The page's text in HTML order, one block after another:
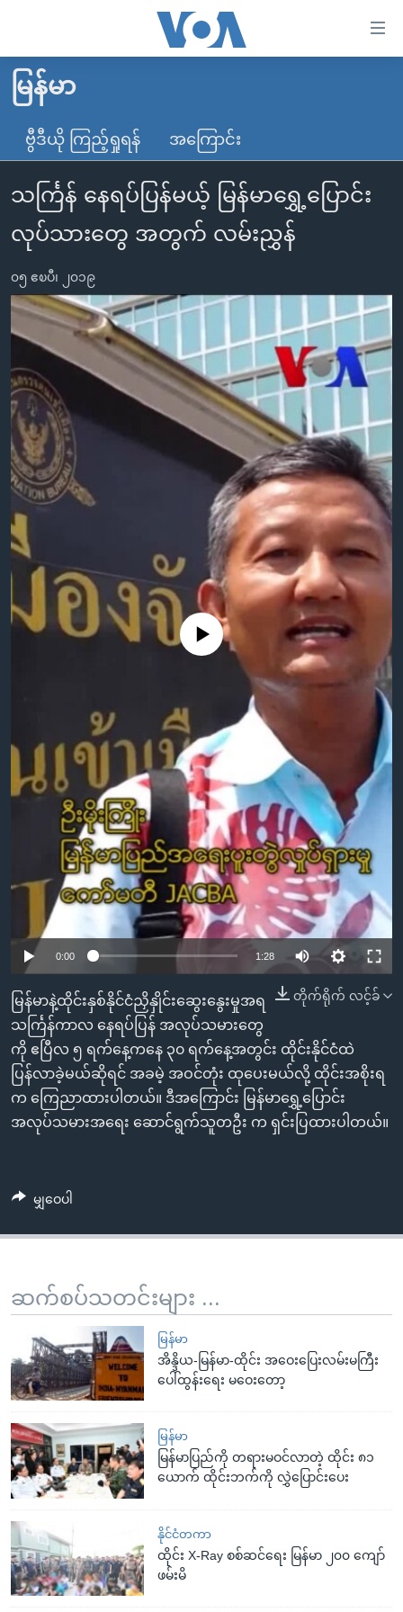
လွယ်ကူ
စေ
သည့်
Link
များ
ပင်မ
သို့
ကျော်
ကြည့်
ပင်မ
အ
ညွန်း
စာမျက်နှာ
သို့
ကျော်
ကြည့်
ရန်
ရှာဖွေ
ရန်
နေရာ
မူလစာမျက်နှာ
မြန်မာ
ကမ္ဘာ့သတင်းများ
နိုင်ငံတကာ
အမေရိကန်
အစ္စရေး-ပါလက်စတိုင်း
ဗွီဒီယို
သတင်းလွတ်လပ်ခွင့်
ရပ်ဝန်းတခု လမ်းတခု အလွန်
အင်္ဂလိပ်စာလေ့လာမယ်
အမေရိကန်သုံးအီဒီယံ
မကြေးမုံရဲ့ အင်္ဂလိပ်စာ
ရုပ်ရှင်ထဲက အင်္ဂလိပ်စာ
သုတပဒေသာ အင်္ဂလိပ်စာ
အပတ်စဉ်ကဏ္ဍများ
ရေဒီယို
တီဗွီ
ရေဒီယိုနှင့်ရုပ်သံ အချက်အလက်များ
ရေဒီယို/တီဗွီအစီအစဉ်
Learning English
ဗွီအိုအေ လူမှုကွန်ယက်များ
ဘာသာစကားများ
မြန်မာ
ဗွီဒီယို ကြည့်ရှုရန် အကြောင်း
သင်္ကြန် နေရပ်ပြန်မယ့် မြန်မာရွှေ့ပြောင်း
လုပ်သားတွေ အတွက် လမ်းညွှန်
၀၅ ဧၿပီ၊ ၂၀၁၉
No media source currently available
0:00 1:28
တိုက်ရိုက် လင့်ခ်
မြန်မာနဲ့ထိုင်းနှစ်နိုင်ငံညှိနှိုင်းဆွေးနွေးမှုအရ
သင်္ကြန်ကာလ နေရပ်ပြန် အလုပ်သမားတွေ
ကို ဧပြီလ ၅ ရက်နေ့ကနေ ၃၀ ရက်နေ့အတွင်း ထိုင်းနိုင်ငံထဲ
ပြန်လာခဲ့မယ်ဆိုရင် အခမဲ့ အဝင်တုံး ထုပေးမယ်လို့ ထိုင်းအစိုးရ
က ကြေညာထားပါတယ်။ ဒီအကြောင်း မြန်မာရွှေ့ပြောင်း
အလုပ်သမားအရေး ဆောင်ရွက်သူတဦး က ရှင်းပြထားပါတယ်။
မျှဝေပါ
ဆက်စပ်သတင်းများ ...
မြန်မာ
အိန္ဒိယ-မြန်မာ-ထိုင်း အဝေးပြေးလမ်းမကြီး
ပေါ်ထွန်းရေး မဝေးတော့
မြန်မာ
မြန်မာပြည်ကို တရားမဝင်လာတဲ့ ထိုင်း ၈၁
ယောက် ထိုင်းဘက်ကို လွှဲပြောင်းပေး
နိုင်ငံတကာ
ထိုင်း X-Ray စစ်ဆင်ရေး မြန်မာ ၂၀၀ ကျော်
ဖမ်းမိ